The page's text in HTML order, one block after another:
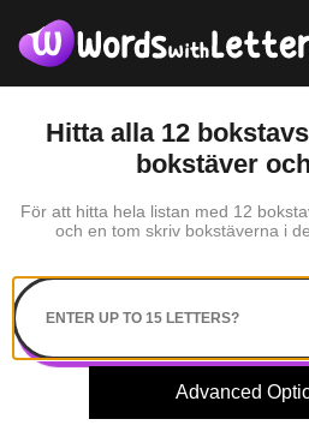
Hitta alla 12
bokstäver
För att hitta hela listan med 12
och en tom skriv bokstäverna i
Advanced